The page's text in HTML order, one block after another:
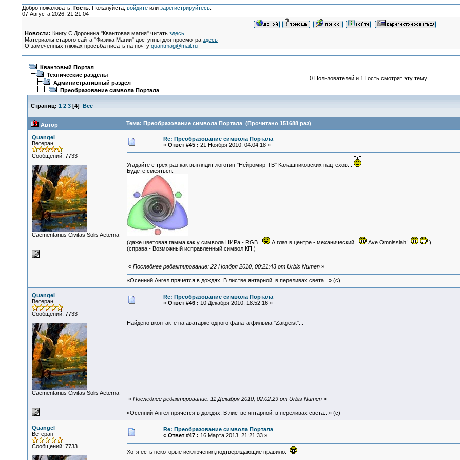
Добро пожаловать, Гость. Пожалуйста, войдитеили зарегистрируйтесь.
07 Августа 2026, 21:21:04
Новости: Книгу С.Доронина "Квантовая магия" читатьздесь
Материалы старого сайта "Физика Магии" доступны для просмотраздесь
О замеченных глюках просьба писать на почтуquantmag@mail.ru
Квантовый Портал
Технические разделы
Административный раздел
Преобразование символа Портала
0 Пользователей и 1 Гость смотрят эту тему.
Страниц: 1 2 3[4] Все
Автор Тема: Преобразование символа Портала (Прочитано 151688 раз)
Quangel
Ветеран
Сообщений: 7733
Сaementarius Civitas Solis Aeterna
Re: Преобразование символа Портала
« Ответ #45 : 21 Ноября 2010, 04:04:18 »
Угадайте с трех раз,как выглядит логотип "Нейромир-ТВ" Калашниковских нацтехов...
Будете смеяться:
(даже цветовая гамма как у символа НИРа - RGB. А глаз в центре - механический. Ave Omnissiah!
)
(справа - Возможный исправленный символ КП.)
« Последнее редактирование: 22 Ноября 2010, 00:21:43 от Urbis Numen»
«Осенний Ангел прячется в дождях. В листве янтарной, в переливах света...» (c)
Quangel
Ветеран
Сообщений: 7733
Сaementarius Civitas Solis Aeterna
Re: Преобразование символа Портала
« Ответ #46 : 10 Декабря 2010, 18:52:16 »
Найдено вконтакте на аватарке одного фаната фильма "Zaitgeist"...
« Последнее редактирование: 11 Декабря 2010, 02:02:29 от Urbis Numen»
«Осенний Ангел прячется в дождях. В листве янтарной, в переливах света...» (c)
Quangel
Ветеран
Сообщений: 7733
Re: Преобразование символа Портала
« Ответ #47 : 16 Марта 2013, 21:21:33 »
Хотя есть некоторые исключения,подтверждающие правило.